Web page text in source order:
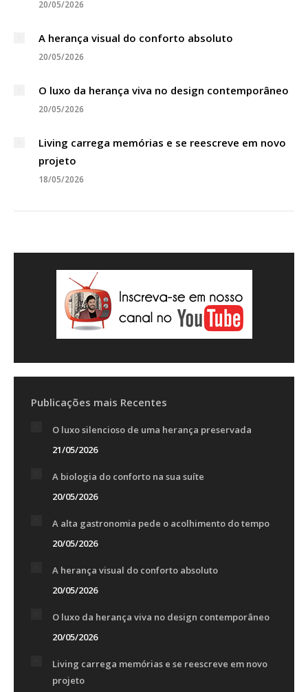
20/05/2026
A herança visual do conforto absoluto
20/05/2026
O luxo da herança viva no design contemporâneo
20/05/2026
Living carrega memórias e se reescreve em novo
projeto
18/05/2026
Publicações mais Recentes
O luxo silencioso de uma herança preservada
21/05/2026
A biologia do conforto na sua suíte
20/05/2026
A alta gastronomia pede o acolhimento do tempo
20/05/2026
A herança visual do conforto absoluto
20/05/2026
O luxo da herança viva no design contemporâneo
20/05/2026
Living carrega memórias e se reescreve em novo
projeto